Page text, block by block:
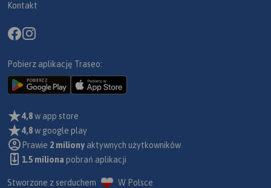
Kontakt
Pobierz aplikację Traseo:
4,8w app store
4,8w google play
Prawie 2 miliony aktywnych użytkowników
1.5 miliona pobrań aplikacji
Stworzone z serduchem W Polsce